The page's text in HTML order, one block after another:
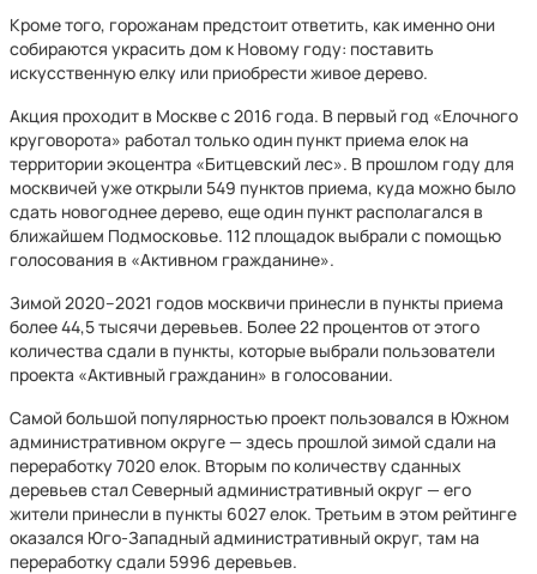
Кроме того, горожанам предстоит ответить, как именно они
собираются украсить дом к Новому году: поставить
искусственную елку или приобрести живое дерево.
Акция проходит в Москве с 2016 года. В первый год «Елочного
круговорота» работал только один пункт приема елок на
территории экоцентра «Битцевский лес». В прошлом году для
москвичей уже открыли 549 пунктов приема, куда можно было
сдать новогоднее дерево, еще один пункт располагался в
ближайшем Подмосковье. 112 площадок выбрали с помощью
голосования в «Активном гражданине».
Зимой 2020–2021 годов москвичи принесли в пункты приема
более 44,5 тысячи деревьев. Более 22 процентов от этого
количества сдали в пункты, которые выбрали пользователи
проекта «Активный гражданин» в голосовании.
Самой большой популярностью проект пользовался в Южном
административном округе — здесь прошлой зимой сдали на
переработку 7020 елок. Вторым по количеству сданных
деревьев стал Северный административный округ — его
жители принесли в пункты 6027 елок. Третьим в этом рейтинге
оказался Юго-Западный административный округ, там на
переработку сдали 5996 деревьев.